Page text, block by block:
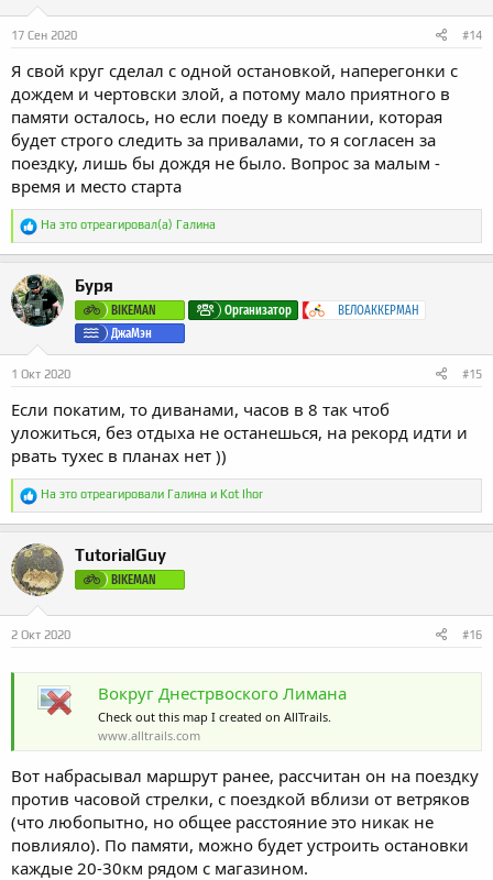
:
17 Сен 2020 #14
Я свой круг сделал с одной остановкой, наперегонки с
дождем и чертовски злой, а потому мало приятного в
памяти осталось, но если поеду в компании, которая
будет строго следить за привалами, то я согласен за
поездку, лишь бы дождя не было. Вопрос за малым -
время и место старта
Р
а
к
ц
и
и
На это отреагировал(а) Галина
Буря
BIKEMAN Организатор
ВЕЛОАККЕРМАН
ДжаМэн
1 Окт 2020 #15
Если покатим, то диванами, часов в 8 так чтоб
уложиться, без отдыха не останешься, на рекорд идти и
рвать тухес в планах нет ))
Р
а
к
ц
и
и
:
На это отреагировали Галина и Kot Ihor
TutorialGuy
BIKEMAN
2 Окт 2020 #16
Вокруг Днестрвоского Лимана
Check out this map I created on AllTrails.
www.alltrails.com
Вот набрасывал маршрут ранее, рассчитан он на поездку
против часовой стрелки, с поездкой вблизи от ветряков
(что любопытно, но общее расстояние это никак не
повлияло). По памяти, можно будет устроить остановки
каждые 20-30км рядом с магазином.